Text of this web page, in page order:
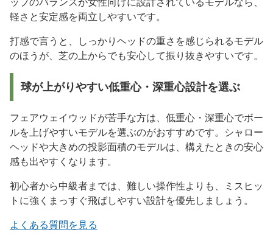
ップのバランスが女性向けに設計されているモデルなら、
軽さと安定感を両立しやすいです。
打感で言うと、しっかりヘッドの重さを感じられるモデル
のほうが、芝の上からでも安心して振り抜きやすいです。
球が上がりやすい低重心・深重心設計を選ぶ
フェアウェイウッドが苦手な方は、低重心・深重心でボー
ルを上げやすいモデルを選ぶのがおすすめです。シャロー
ヘッドや大きめの投影面積のモデルは、構えたときの安心
感も出やすくなります。
初心者から中級者までは、難しい操作性よりも、ミスヒッ
トに強くまっすぐ飛ばしやすい設計を優先しましょう。
よくある質問を見る